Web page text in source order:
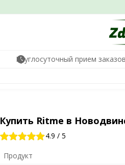
Круглосуточный прием заказов
Купить Ritme в
4.9 / 5
Продукт